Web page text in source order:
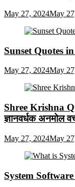
May 27, 2024May
Sunset Quotes in
May 27, 2024May
Shree Krishna
ज्ञानवर्धक अनमोल
May 27, 2024May
System